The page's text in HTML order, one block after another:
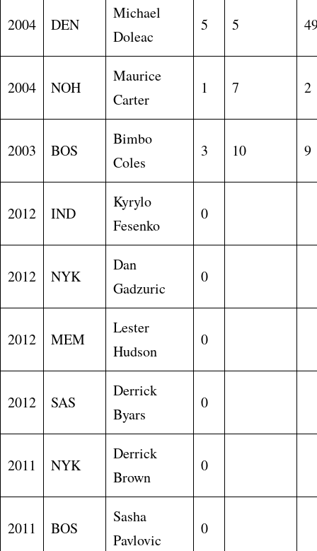
2004 DEN
Michael
Doleac
5 5
2004 NOH
Maurice
Carter
1 7 2
2003 BOS
Bimbo
Coles
3 10 9
2012 IND
Kyrylo
Fesenko
0
2012 NYK
Dan
Gadzuric
0
2012 MEM
Lester
Hudson
0
2012 SAS
Derrick
Byars
0
2011 NYK
Derrick
Brown
0
2011 BOS
Sasha
Pavlovic
0